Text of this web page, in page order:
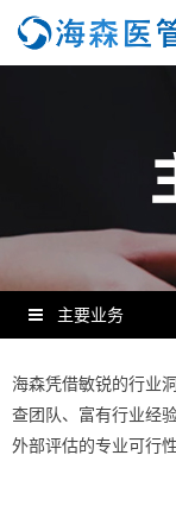
主要业务
海森凭借敏锐的行业
查团队、富有行业经
外部评估的专业可行